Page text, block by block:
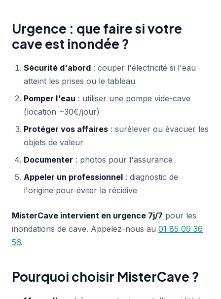
Urgence : que faire si votre
cave est inondée ?
Sécurité d'abord : couper l'électricité si l'eau
atteint les prises ou le tableau
Pomper l'eau : utiliser une pompe vide-cave
(location ~30€/jour)
Protéger vos affaires : surélever ou évacuer les
objets de valeur
Documenter : photos pour l'assurance
Appeler un professionnel : diagnostic de
l'origine pour éviter la récidive
MisterCave intervient en urgence 7j/7 pour les
inondations de cave. Appelez-nous au 01 85 09 36
56.
Pourquoi choisir MisterCave ?